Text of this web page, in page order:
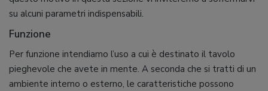
su alcuni parametri indispensabili.
Funzione
Per funzione intendiamo l’uso a cui è destinato il tavolo
pieghevole che avete in mente. A seconda che si tratti di un
ambiente interno o esterno, le caratteristiche possono